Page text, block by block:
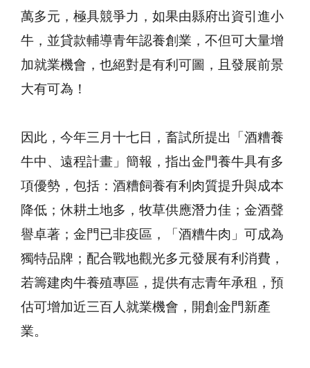
萬多元，極具競爭力，如果由縣府出資引進小
牛，並貸款輔導青年認養創業，不但可大量增
加就業機會，也絕對是有利可圖，且發展前景
大有可為！
因此，今年三月十七日，畜試所提出「酒糟養
牛中、遠程計畫」簡報，指出金門養牛具有多
項優勢，包括：酒糟飼養有利肉質提升與成本
降低；休耕土地多，牧草供應潛力佳；金酒聲
譽卓著；金門已非疫區，「酒糟牛肉」可成為
獨特品牌；配合戰地觀光多元發展有利消費，
若籌建肉牛養殖專區，提供有志青年承租，預
估可增加近三百人就業機會，開創金門新產
業。